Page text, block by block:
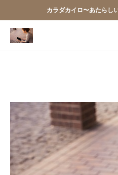
カラダカイロ〜あたらし
お問い合わせ
当院の想い
お知らせ